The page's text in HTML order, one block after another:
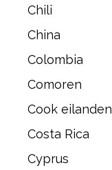
Chili
China
Colombia
Comoren
Cook eilanden
Costa Rica
Cyprus